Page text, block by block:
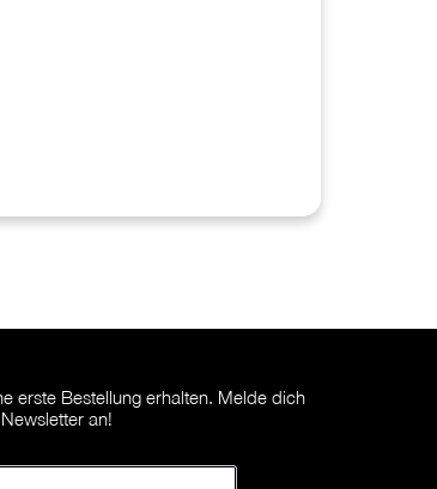
erste Bestellung erhalten. Melde dich
an!